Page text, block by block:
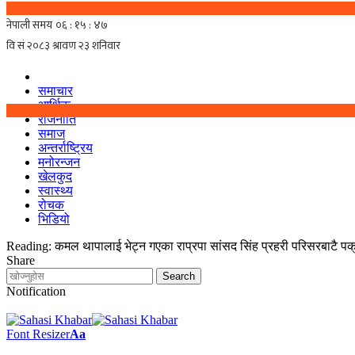
समाचार
आर्थिक
राजनीति
समाज
अन्तर्राष्ट्रिय
मनोरन्जन
खेलकुद
स्वास्थ्य
रोचक
भिडियो
Reading: कमल थापालाई भेट्न गएका राप्रपा सांसद सिंह प्रहरी परिसरबाटै
Share
Notification
Font ResizerAa